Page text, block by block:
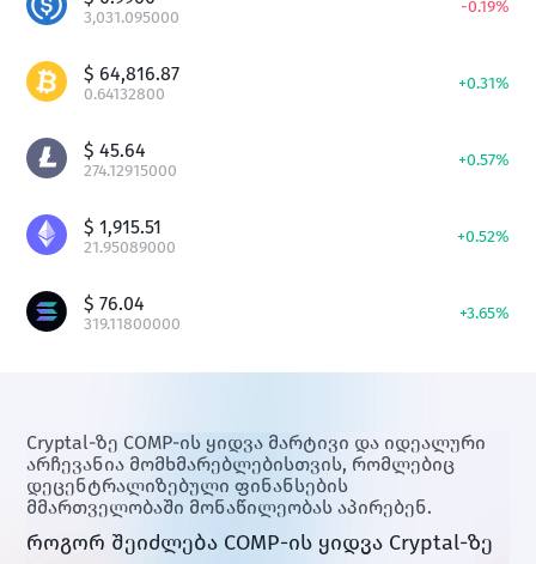
3,031.095000
-0.19%
$ 64,816.87
0.64132800
+0.31%
$ 45.64
274.12915000
+0.57%
$ 1,915.51
21.95089000
+0.52%
$ 76.04
319.11800000
+3.65%
როგორ შეიძლება COMP-ის ყიდვა Cryptal-ზე
Cryptal-ზე COMP-ის ყიდვა მარტივი და იდეალური
არჩევანია მომხმარებლებისთვის, რომლებიც
დეცენტრალიზებული ფინანსების
მმართველობაში მონაწილეობას აპირებენ.